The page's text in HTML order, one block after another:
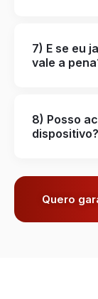
7) E se eu
vale a
8) Posso
Quero